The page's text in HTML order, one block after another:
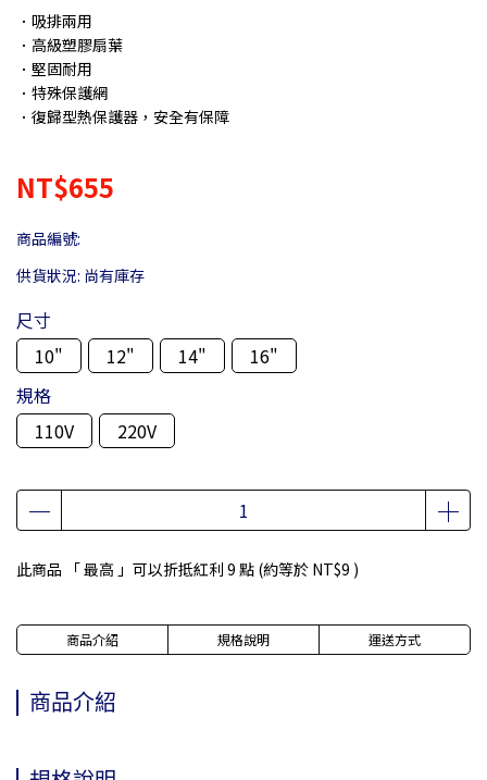
．吸排兩用
．高級塑膠扇葉
．堅固耐用
．特殊保護網
．復歸型熱保護器，安全有保障
NT$655
商品編號:
供貨狀況: 尚有庫存
尺寸
10"
12" 14"
16"
規格
110V
220V
此商品 「 最高 」可以折抵紅利 9 點 (約等於 NT$9 )
商品介紹 規格說明 運送方式
商品介紹